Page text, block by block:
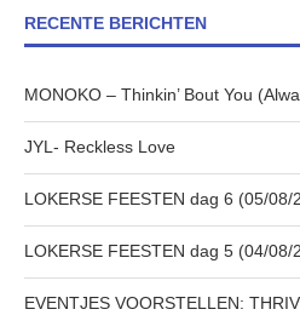
RECENTE BERICHTEN
MONOKO – Thinkin’ Bout You
JYL- Reckless Love
LOKERSE FEESTEN dag 6 (05/08/
LOKERSE FEESTEN dag 5 (04/08/
EVENTJES VOORSTELLEN: